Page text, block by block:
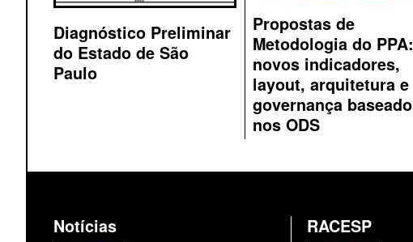
Diagnóstico Preliminar
do Estado de São
Paulo
Propostas de
Metodologia do PPA:
novos indicadores,
layout, arquitetura e
governança
nos ODS
Notícias
RACESP